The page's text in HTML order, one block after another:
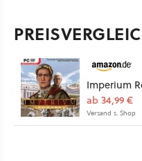
Imperium
ab 34,99 €
Versand s. Shop